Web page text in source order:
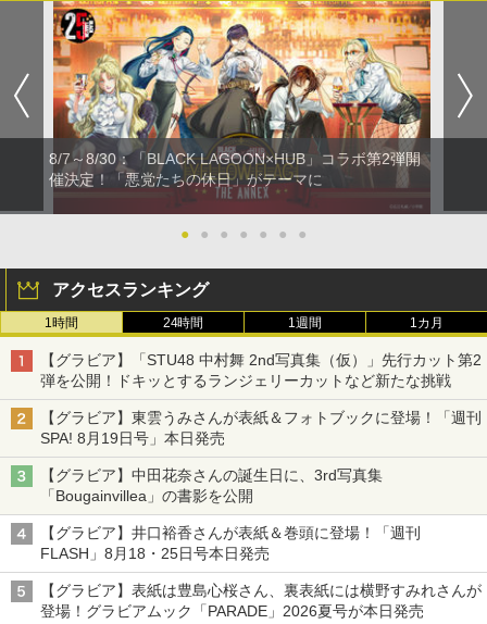
8/7～8/30：「BLACK LAGOON×HUB」コラボ第2弾開
催決定！「悪党たちの休日」がテーマに
● ● ● ● ● ● ●
アクセスランキング
1時間 24時間 1週間 1カ月
【グラビア】「STU48 中村舞 2nd写真集（仮）」先行カット第2
弾を公開！ドキッとするランジェリーカットなど新たな挑戦
【グラビア】東雲うみさんが表紙＆フォトブックに登場！「週刊
SPA! 8月19日号」本日発売
【グラビア】中田花奈さんの誕生日に、3rd写真集
「Bougainvillea」の書影を公開
【グラビア】井口裕香さんが表紙＆巻頭に登場！「週刊
FLASH」8月18・25日号本日発売
【グラビア】表紙は豊島心桜さん、裏表紙には横野すみれさんが
登場！グラビアムック「PARADE」2026夏号が本日発売